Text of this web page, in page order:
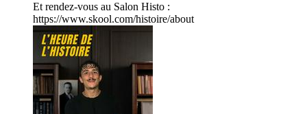
Et rendez-vous au Salon Histo :
https://www.skool.com/histoire/about